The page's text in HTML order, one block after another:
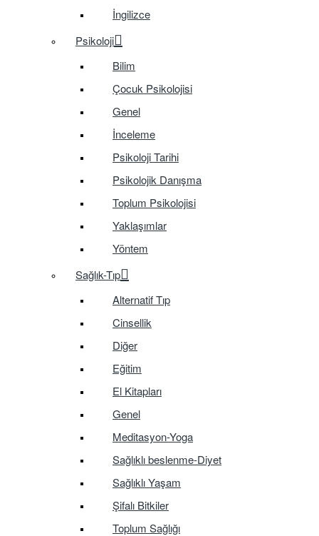
İngilizce
Psikoloji
Bilim
Çocuk Psikolojisi
Genel
İnceleme
Psikoloji Tarihi
Psikolojik Danışma
Toplum Psikolojisi
Yaklaşımlar
Yöntem
Sağlık-Tıp
Alternatif Tıp
Cinsellik
Diğer
Eğitim
El Kitapları
Genel
Meditasyon-Yoga
Sağlıklı beslenme-Diyet
Sağlıklı Yaşam
Şifalı Bitkiler
Toplum Sağlığı